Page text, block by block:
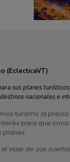
(EclecticaVT)
sus planes
nacionales e
turismo al precio
para que
planes.
viaje de sus